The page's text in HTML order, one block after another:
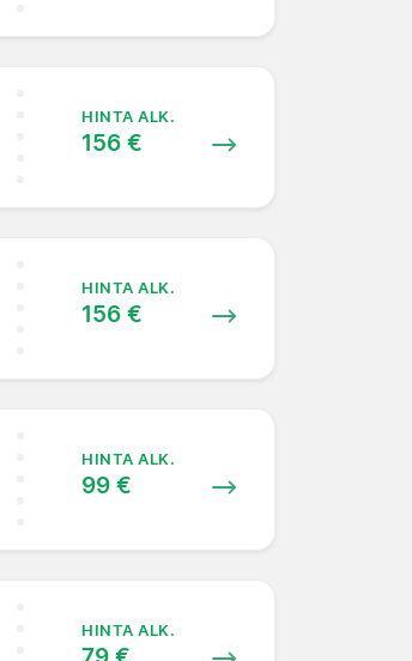
HINTA ALK.
156 €
HINTA ALK.
156 €
HINTA ALK.
99 €
HINTA ALK.